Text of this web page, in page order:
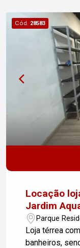
Cód. 28583
Locação
Jardim
Parque
Campos/SP
Loja térrea
banheiros,